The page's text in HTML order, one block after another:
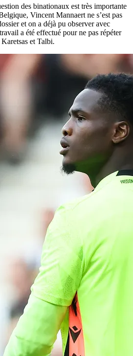
des binationaux est très importante
Vincent Mannaert ne s’est pas
et on a déjà pu observer avec
a été effectué pour ne pas répéter
et Talbi.